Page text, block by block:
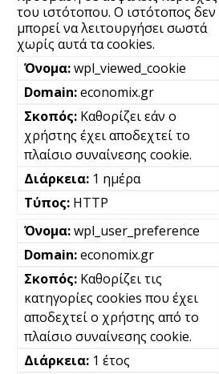
του ιστότοπου. Ο ιστότοπος δεν
μπορεί να λειτουργήσει σωστά
χωρίς αυτά τα cookies.
wpl_viewed_cookie
economix.gr
Καθορίζει εάν ο
χρήστης έχει αποδεχτεί το
πλαίσιο συναίνεσης cookie.
1 ημέρα
HTTP
wpl_user_preference
economix.gr
Καθορίζει τις
κατηγορίες cookies που έχει
αποδεχτεί ο χρήστης από το
πλαίσιο συναίνεσης cookie.
1 έτος